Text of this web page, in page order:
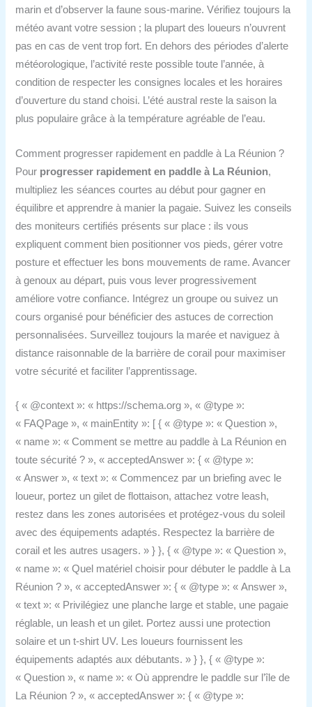
marin et d’observer la faune sous-marine. Vérifiez toujours la
météo avant votre session ; la plupart des loueurs n’ouvrent
pas en cas de vent trop fort. En dehors des périodes d’alerte
météorologique, l’activité reste possible toute l’année, à
condition de respecter les consignes locales et les horaires
d’ouverture du stand choisi. L’été austral reste la saison la
plus populaire grâce à la température agréable de l’eau.
Comment progresser rapidement en paddle à La Réunion ?
Pour progresser rapidement en paddle à La Réunion,
multipliez les séances courtes au début pour gagner en
équilibre et apprendre à manier la pagaie. Suivez les conseils
des moniteurs certifiés présents sur place : ils vous
expliquent comment bien positionner vos pieds, gérer votre
posture et effectuer les bons mouvements de rame. Avancer
à genoux au départ, puis vous lever progressivement
améliore votre confiance. Intégrez un groupe ou suivez un
cours organisé pour bénéficier des astuces de correction
personnalisées. Surveillez toujours la marée et naviguez à
distance raisonnable de la barrière de corail pour maximiser
votre sécurité et faciliter l’apprentissage.
{ « @context »: « https://schema.org », « @type »:
« FAQPage », « mainEntity »: [ { « @type »: « Question »,
« name »: « Comment se mettre au paddle à La Réunion en
toute sécurité ? », « acceptedAnswer »: { « @type »:
« Answer », « text »: « Commencez par un briefing avec le
loueur, portez un gilet de flottaison, attachez votre leash,
restez dans les zones autorisées et protégez-vous du soleil
avec des équipements adaptés. Respectez la barrière de
corail et les autres usagers. » } }, { « @type »: « Question »,
« name »: « Quel matériel choisir pour débuter le paddle à La
Réunion ? », « acceptedAnswer »: { « @type »: « Answer »,
« text »: « Privilégiez une planche large et stable, une pagaie
réglable, un leash et un gilet. Portez aussi une protection
solaire et un t-shirt UV. Les loueurs fournissent les
équipements adaptés aux débutants. » } }, { « @type »:
« Question », « name »: « Où apprendre le paddle sur l’île de
La Réunion ? », « acceptedAnswer »: { « @type »: